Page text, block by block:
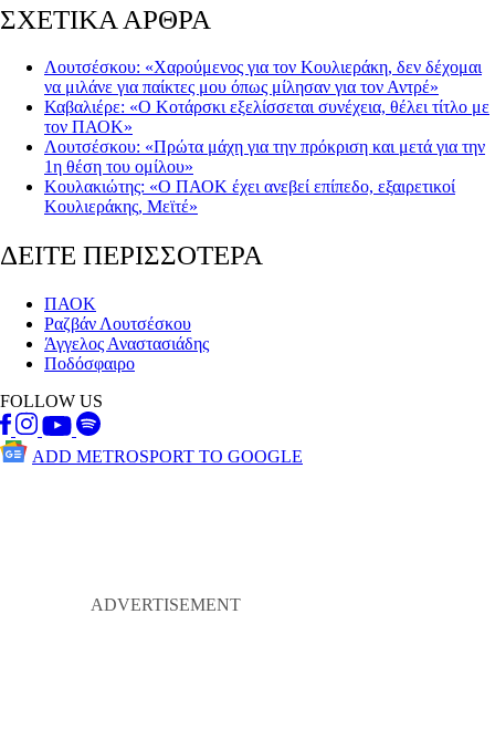
ΣΧΕΤΙΚΑ ΑΡΘΡΑ
Λουτσέσκου: «Χαρούμενος για τον Κουλιεράκη, δεν δέχομαι
να μιλάνε για παίκτες μου όπως μίλησαν για τον Αντρέ»
Καβαλιέρε: «Ο Κοτάρσκι εξελίσσεται συνέχεια, θέλει τίτλο με
τον ΠΑΟΚ»
Λουτσέσκου: «Πρώτα μάχη για την πρόκριση και μετά για την
1η θέση του ομίλου»
Κουλακιώτης: «Ο ΠΑΟΚ έχει ανεβεί επίπεδο, εξαιρετικοί
Κουλιεράκης, Μεϊτέ»
ΔΕΙΤΕ ΠΕΡΙΣΣΟΤΕΡΑ
ΠΑΟΚ
Ραζβάν Λουτσέσκου
Άγγελος Αναστασιάδης
Ποδόσφαιρο
FOLLOW US
ADD METROSPORT TO GOOGLE